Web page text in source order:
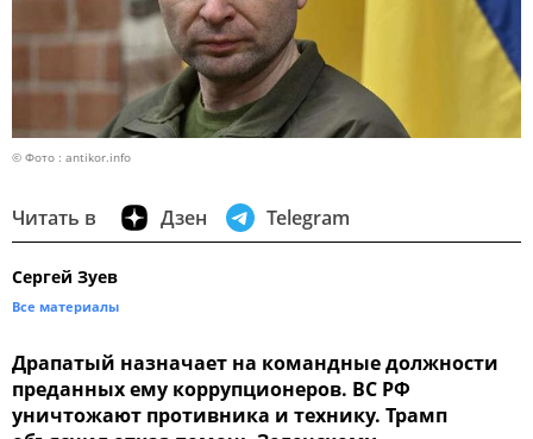
© Фото : antikor.info
Читать в Дзен Telegram
Сергей Зуев
Все материалы
Драпатый назначает на командные должности
преданных ему коррупционеров. ВС РФ
уничтожают противника и технику. Трамп